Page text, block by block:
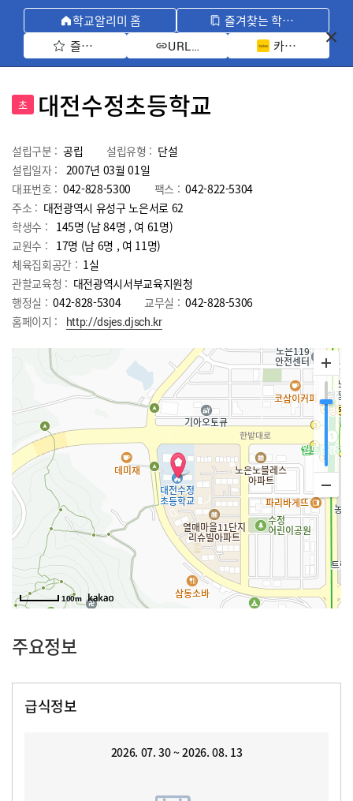
학교알리미 홈
즐겨찾는 학교 모아보기
즐겨찾기 선택
URL 복사 카카오톡 공유
초 대전수정초등학교
설립구분 : 공립 설립유형 : 단설
설립일자 : 2007년 03월 01일
대표번호 : 042-828-5300 팩스 : 042-822-5304
주소 : 대전광역시 유성구 노은서로 62
학생수 : 145명 (남 84명 , 여 61명)
교원수 : 17명 (남 6명 , 여 11명)
체육집회공간 : 1실
관할교육청 : 대전광역시서부교육지원청
행정실 : 042-828-5304 교무실 : 042-828-5306
홈페이지 :
http://dsjes.djsch.kr
100m
주요정보
급식정보
2026. 07. 30 ~ 2026. 08. 13